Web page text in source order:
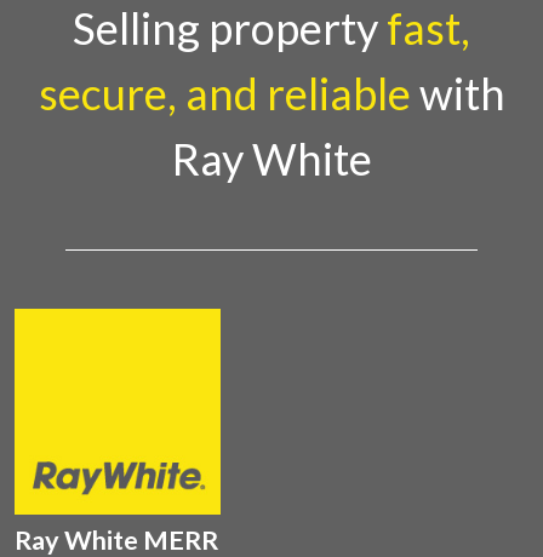
Selling propertyfast,
secure, and reliablewith
Ray White
Ray White MERR